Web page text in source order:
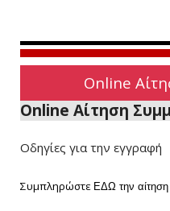
Online
Online Αίτηση
Οδηγίες για την εγγραφή
Συμπληρώστε ΕΔΩ την